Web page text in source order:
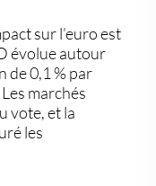
sur l’euro est
évolue autour
de0,1 % par
marchés
vote, et la
les